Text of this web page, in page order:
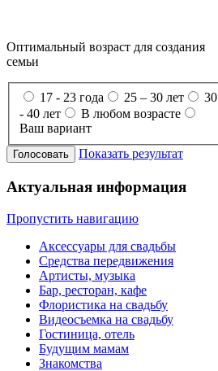
Оптимальный возраст для создания
семьи
17 - 23 года 25 – 30 лет
30
- 40 лет
В любом возрасте
Ваш вариант
Показать результат
Актуальная информация
Пропустить навигацию
Аксессуары для свадьбы
Средства передвижения
Артисты, музыка
Бар, ресторан, кафе
Флористика на свадьбу
Видеосъемка на свадьбу
Гостиница, отель
Будущим мамам
Знакомства